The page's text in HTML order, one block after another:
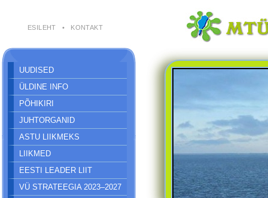
ESILEHT • KONTAKT
UUDISED
ÜLDINE INFO
PÕHIKIRI
JUHTORGANID
ASTU LIIKMEKS
LIIKMED
EESTI LEADER LIIT
VÜ STRATEEGIA 2023–2027